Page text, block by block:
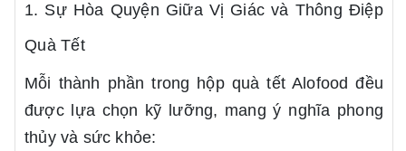
1. Sự Hòa Quyện Giữa Vị Giác và Thông Điệp
Quà Tết
Mỗi thành phần trong hộp quà tết Alofood đều
được lựa chọn kỹ lưỡng, mang ý nghĩa phong
thủy và sức khỏe: